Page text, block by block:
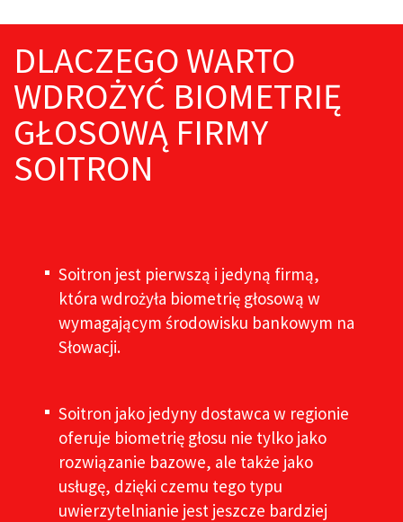
DLACZEGO WARTO
WDROŻYĆ BIOMETRIĘ
GŁOSOWĄ FIRMY
SOITRON
Soitron jest pierwszą i jedyną firmą,
która wdrożyła biometrię głosową w
wymagającym środowisku bankowym na
Słowacji.
Soitron jako jedyny dostawca w regionie
oferuje biometrię głosu nie tylko jako
rozwiązanie bazowe, ale także jako
usługę, dzięki czemu tego typu
uwierzytelnianie jest jeszcze bardziej